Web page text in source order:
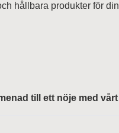
hållbara produkter för
till ett nöje med